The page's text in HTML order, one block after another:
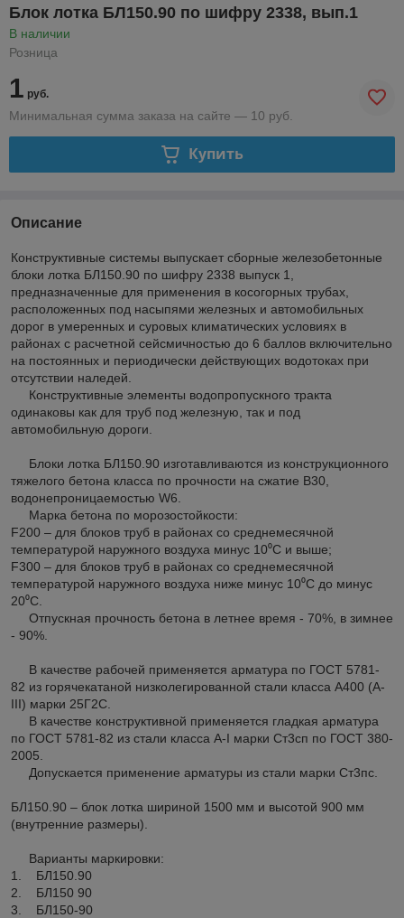
Блок лотка БЛ150.90 по шифру 2338, вып.1
В наличии
Розница
1 руб.
Минимальная сумма заказа на сайте — 10 руб.
Купить
Описание
Конструктивные системы выпускает сборные железобетонные
блоки лотка БЛ150.90 по шифру 2338 выпуск 1,
предназначенные для применения в косогорных трубах,
расположенных под насыпями железных и автомобильных
дорог в умеренных и суровых климатических условиях в
районах с расчетной сейсмичностью до 6 баллов включительно
на постоянных и периодически действующих водотоках при
отсутствии наледей.
Конструктивные элементы водопропускного тракта
одинаковы как для труб под железную, так и под
автомобильную дороги.
Блоки лотка БЛ150.90 изготавливаются из конструкционного
тяжелого бетона класса по прочности на сжатие В30,
водонепроницаемостью W6.
Марка бетона по морозостойкости:
F200 – для блоков труб в районах со среднемесячной
температурой наружного воздуха минус 10⁰С и выше;
F300 – для блоков труб в районах со среднемесячной
температурой наружного воздуха ниже минус 10⁰С до минус
20⁰С.
Отпускная прочность бетона в летнее время - 70%, в зимнее
- 90%.
В качестве рабочей применяется арматура по ГОСТ 5781-
82 из горячекатаной низколегированной стали класса А400 (А-
III) марки 25Г2С.
В качестве конструктивной применяется гладкая арматура
по ГОСТ 5781-82 из стали класса А-I марки Ст3сп по ГОСТ 380-
2005.
Допускается применение арматуры из стали марки Ст3пс.
БЛ150.90 – блок лотка шириной 1500 мм и высотой 900 мм
(внутренние размеры).
Варианты маркировки:
1. БЛ150.90
2. БЛ150 90
3. БЛ150-90